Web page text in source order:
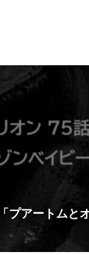
プアートムと